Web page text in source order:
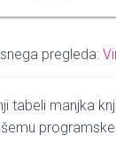
pregleda:
tabeli manjka